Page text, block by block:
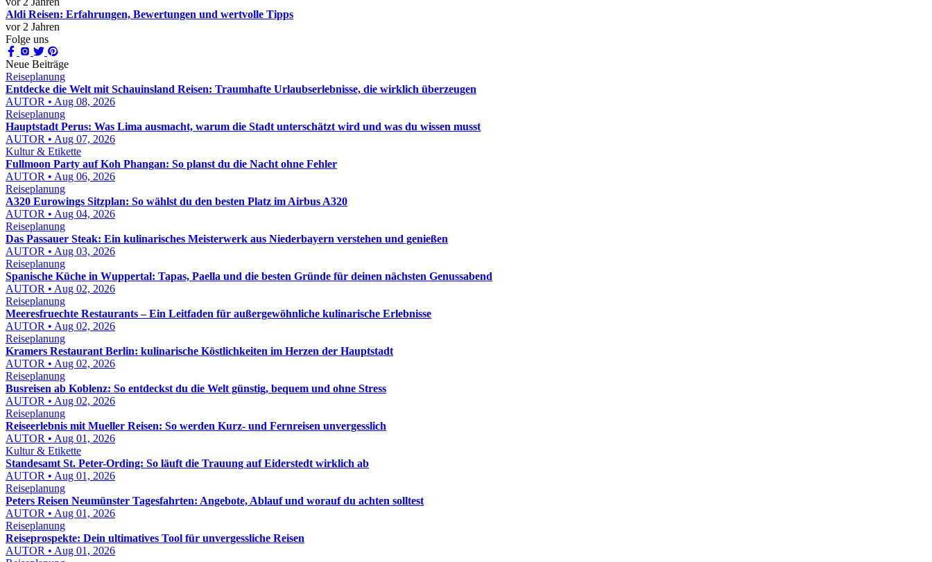
Aldi Reisen: Erfahrungen, Bewertungen und wertvolle Tipps
vor 2 Jahren
Folge uns
Neue Beiträge
Reiseplanung
Entdecke die Welt mit Schauinsland Reisen: Traumhafte Urlaubserlebnisse, die wirklich überzeugen
AUTOR • Aug 08, 2026
Reiseplanung
Hauptstadt Perus: Was Lima ausmacht, warum die Stadt unterschätzt wird und was du wissen musst
AUTOR • Aug 07, 2026
Kultur & Etikette
Fullmoon Party auf Koh Phangan: So planst du die Nacht ohne Fehler
AUTOR • Aug 06, 2026
Reiseplanung
A320 Eurowings Sitzplan: So wählst du den besten Platz im Airbus A320
AUTOR • Aug 04, 2026
Reiseplanung
Das Passauer Steak: Ein kulinarisches Meisterwerk aus Niederbayern verstehen und genießen
AUTOR • Aug 03, 2026
Reiseplanung
Spanische Küche in Wuppertal: Tapas, Paella und die besten Gründe für deinen nächsten Genussabend
AUTOR • Aug 02, 2026
Reiseplanung
Meeresfruechte Restaurants – Ein Leitfaden für außergewöhnliche kulinarische Erlebnisse
AUTOR • Aug 02, 2026
Reiseplanung
Kramers Restaurant Berlin: kulinarische Köstlichkeiten im Herzen der Hauptstadt
AUTOR • Aug 02, 2026
Reiseplanung
Busreisen ab Koblenz: So entdeckst du die Welt günstig, bequem und ohne Stress
AUTOR • Aug 02, 2026
Reiseplanung
Reiseerlebnis mit Mueller Reisen: So werden Kurz- und Fernreisen unvergesslich
AUTOR • Aug 01, 2026
Kultur & Etikette
Standesamt St. Peter-Ording: So läuft die Trauung auf Eiderstedt wirklich ab
AUTOR • Aug 01, 2026
Reiseplanung
Peters Reisen Neumünster Tagesfahrten: Angebote, Ablauf und worauf du achten solltest
AUTOR • Aug 01, 2026
Reiseplanung
Reiseprospekte: Dein ultimatives Tool für unvergessliche Reisen
AUTOR • Aug 01, 2026